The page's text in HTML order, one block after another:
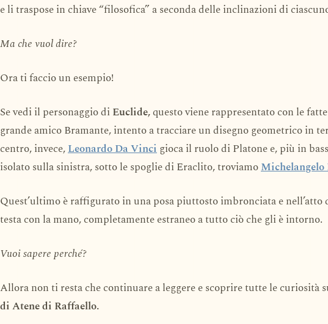
e li traspose in chiave “filosofica” a seconda delle inclinazioni di
Ma che vuol dire?
Ora ti faccio un esempio!
Se vedi il personaggio diEuclide,questo viene rappresentato con le
grande amico Bramante, intento a tracciare un disegno geometrico in
centro, invece,Leonardo Da Vincigioca il ruolo di Platone e, più in
isolato sulla sinistra, sotto le spoglie di Eraclito, troviamo
Quest’ultimo è raffigurato in una posa piuttosto imbronciata e nell’atto
testa con la mano, completamente estraneo a tutto ciò che gli è intorno.
Vuoi sapere perché?
Allora non ti resta che continuare a leggere e scoprire tutte le curiosità
di Atene di Raffaello.